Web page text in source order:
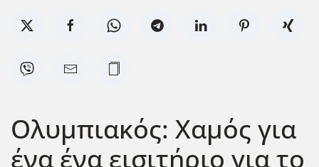
Ολυμπιακός: Χαμός για
ένα ένα εισιτήριο για το